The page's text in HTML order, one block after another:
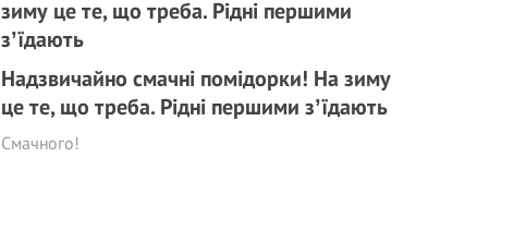
Надзвичайно смачні помідорки! На зиму
це те, що треба. Рідні першими зʼїдають
Смачного!